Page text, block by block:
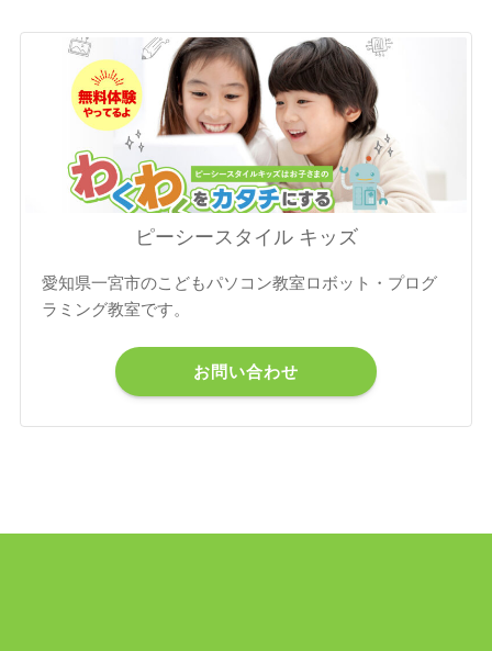
ピーシースタイル キッズ
愛知県一宮市のこどもパソコン教室ロボット・プログ
ラミング教室です。
お問い合わせ